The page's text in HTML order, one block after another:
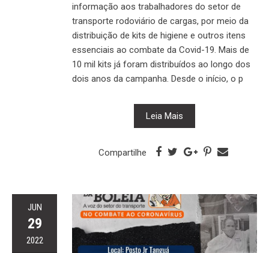
informação aos trabalhadores do setor de
transporte rodoviário de cargas, por meio da
distribuição de kits de higiene e outros itens
essenciais ao combate da Covid-19. Mais de
10 mil kits já foram distribuídos ao longo dos
dois anos da campanha. Desde o início, o p
Leia Mais
Compartilhe
JUN
29
2022